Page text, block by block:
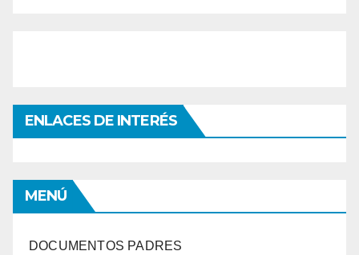
ENLACES DE INTERÉS
MENÚ
DOCUMENTOS PADRES